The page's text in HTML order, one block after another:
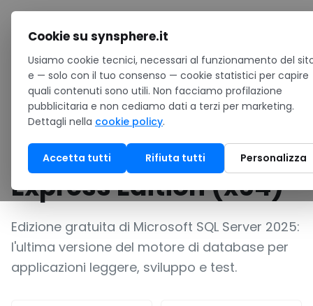
Salta al contenuto
Risorse Download
/
SQL Server 2025 Express Edition (x64)
SOFTWARE Business / PMI
SQL Server 2025
Express Edition (x64)
Edizione gratuita di Microsoft SQL Server 2025:
l'ultima versione del motore di database per
applicazioni leggere, sviluppo e test.
Cookie su synsphere.it
Usiamo cookie tecnici, necessari al funzionamento del
e — solo con il tuo consenso — cookie statistici per capire
quali contenuti sono utili. Non facciamo profilazione
pubblicitaria e non cediamo dati a terzi per marketing.
Dettagli nella cookie policy.
Accetta tutti Rifiuta tutti Personalizza